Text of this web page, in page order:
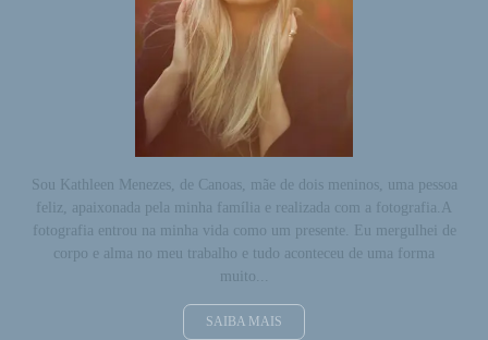
Sou Kathleen Menezes, de Canoas, mãe de dois meninos, uma pessoa
feliz, apaixonada pela minha família e realizada com a fotografia.A
fotografia entrou na minha vida como um presente. Eu mergulhei de
corpo e alma no meu trabalho e tudo aconteceu de uma forma
muito...
SAIBA MAIS